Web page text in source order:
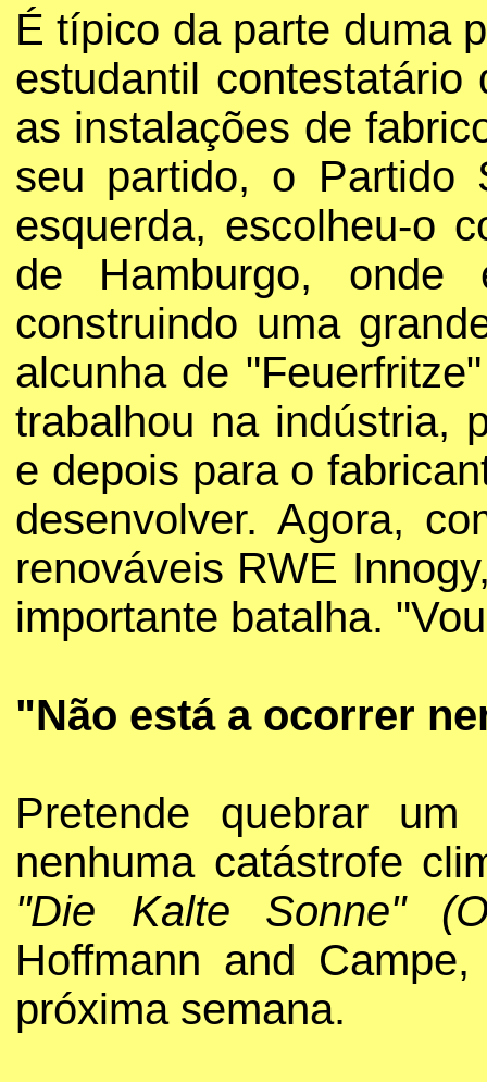
É típico da parte duma
estudantil
as instalações de
seu partido, o Partido
esquerda, escolheu-o
de Hamburgo, onde
construindo uma
alcunha de
trabalhou na indústria,
e depois para o
desenvolver. Agora,
renováveis RWE
importante batalha.
"Não está a ocorrer
Pretende quebrar
nenhuma catástrofe
"Die Kalte Sonne"
Hoffmann and
próxima semana.